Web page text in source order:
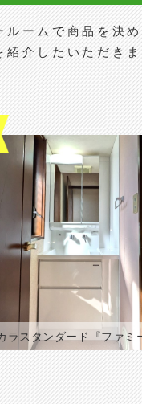
ルームで商品を決
紹介したいただき
ラスタンダード『ファミ